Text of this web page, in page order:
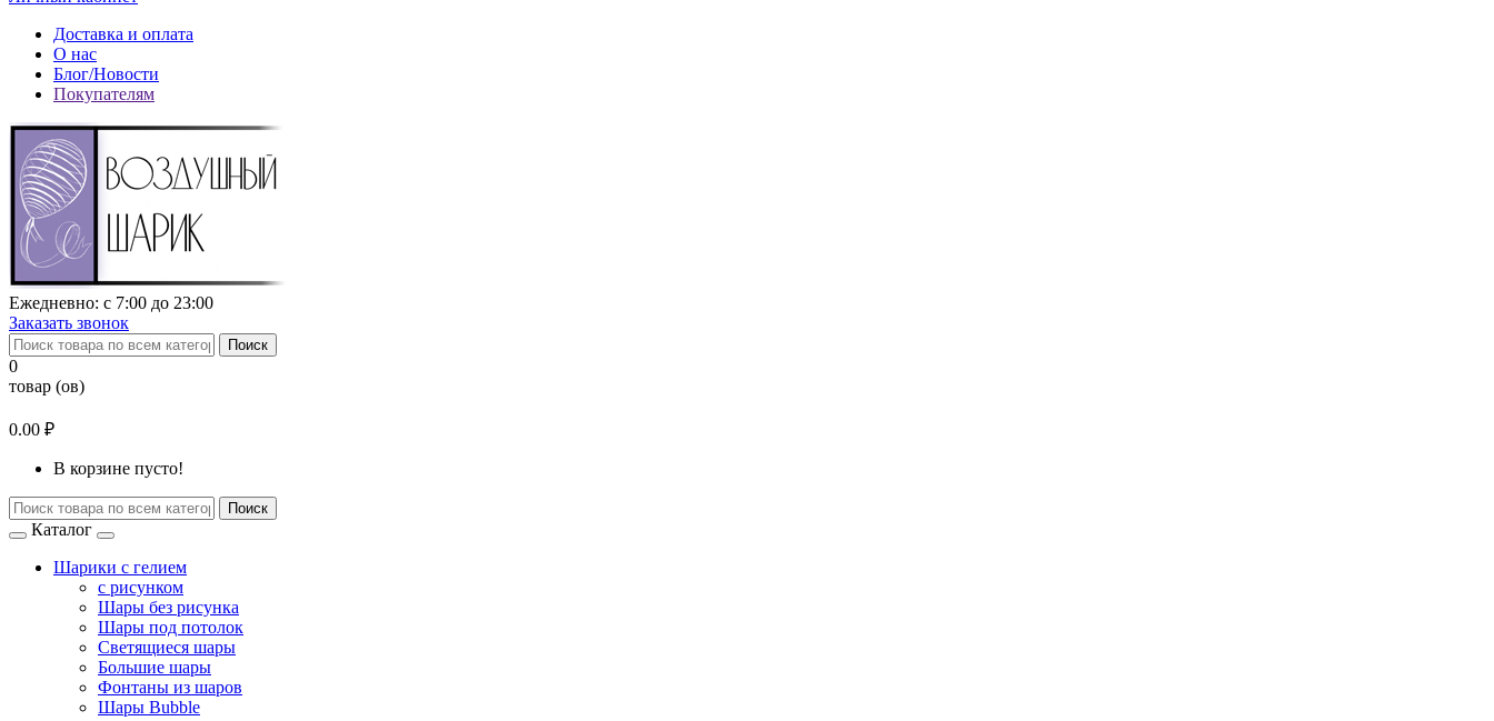
Доставка и оплата
О нас
Блог/Новости
Покупателям
Ежедневно: с 7:00 до 23:00
Заказать звонок
Поиск
0
товар (ов)
0.00 ₽
В корзине пусто!
Поиск
Каталог
Шарики с гелием
с рисунком
Шары без рисунка
Шары под потолок
Светящиеся шары
Большие шары
Фонтаны из шаров
Шары Bubble